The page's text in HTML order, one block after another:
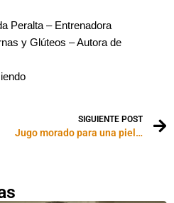
Peralta – Entrenadora
y Glúteos – Autora de
SIGUIENTE POST
Jugo morado para una piel hermosa